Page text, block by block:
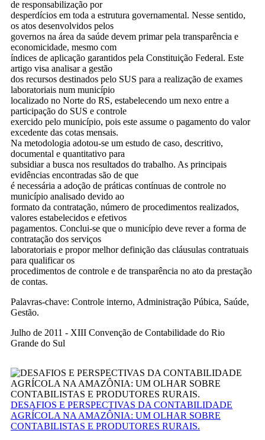
de responsabilização por
desperdícios em toda a estrutura governamental. Nesse sentido,
os atos desenvolvidos pelos
governos na área da saúde devem primar pela transparência e
economicidade, mesmo com
índices de aplicação garantidos pela Constituição Federal. Este
artigo visa analisar a gestão
dos recursos destinados pelo SUS para a realização de exames
laboratoriais num município
localizado no Norte do RS, estabelecendo um nexo entre a
participação do SUS e controle
exercido pelo município, pois este assume o pagamento do valor
excedente das cotas mensais.
Na metodologia adotou-se um estudo de caso, descritivo,
documental e quantitativo para
subsidiar a busca nos resultados do trabalho. As principais
evidências encontradas são de que
é necessária a adoção de práticas contínuas de controle no
município analisado devido ao
formato da contratação, número de procedimentos realizados,
valores estabelecidos e efetivos
pagamentos. Conclui-se que o município deve rever a forma de
contratação dos serviços
laboratoriais e propor melhor definição das cláusulas contratuais
para qualificar os
procedimentos de controle e de transparência no ato da prestação
de contas.
Palavras-chave: Controle interno, Administração Púbica, Saúde,
Gestão.
Julho de 2011 - XIII Convenção de Contabilidade do Rio
Grande do Sul
DESAFIOS E PERSPECTIVAS DA CONTABILIDADE
AGRÍCOLA NA AMAZÔNIA: UM OLHAR SOBRE
CONTABILISTAS E PRODUTORES RURAIS.